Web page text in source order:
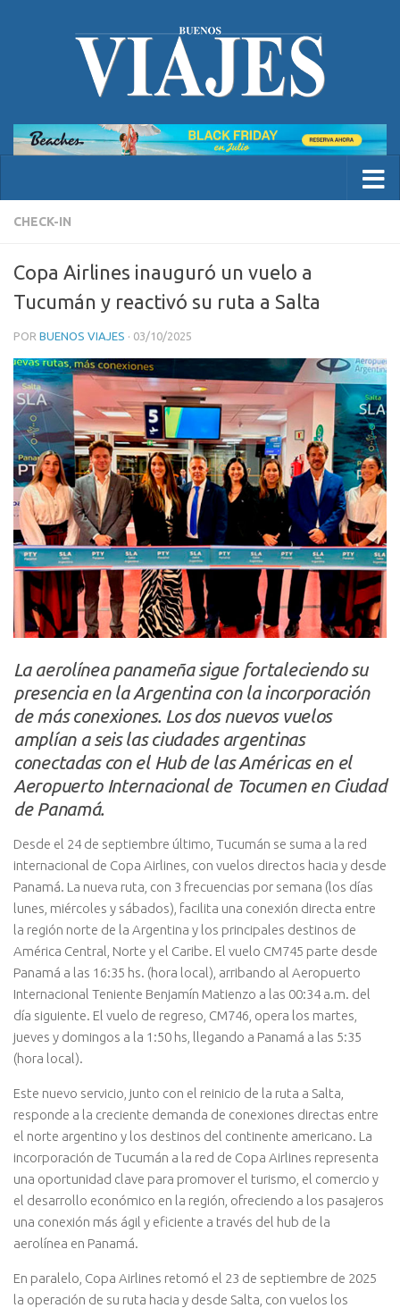
CHECK-IN
Copa Airlines inauguró un vuelo a
Tucumán y reactivó su ruta a Salta
POR BUENOS VIAJES · 03/10/2025
La aerolínea panameña sigue fortaleciendo su
presencia en la Argentina con la incorporación
de más conexiones. Los dos nuevos vuelos
amplían a seis las ciudades argentinas
conectadas con el Hub de las Américas en el
Aeropuerto Internacional de Tocumen en Ciudad
de Panamá.
Desde el 24 de septiembre último, Tucumán se suma a la red
internacional de Copa Airlines, con vuelos directos hacia y desde
Panamá. La nueva ruta, con 3 frecuencias por semana (los días
lunes, miércoles y sábados), facilita una conexión directa entre
la región norte de la Argentina y los principales destinos de
América Central, Norte y el Caribe. El vuelo CM745 parte desde
Panamá a las 16:35 hs. (hora local), arribando al Aeropuerto
Internacional Teniente Benjamín Matienzo a las 00:34 a.m. del
día siguiente. El vuelo de regreso, CM746, opera los martes,
jueves y domingos a la 1:50 hs, llegando a Panamá a las 5:35
(hora local).
Este nuevo servicio, junto con el reinicio de la ruta a Salta,
responde a la creciente demanda de conexiones directas entre
el norte argentino y los destinos del continente americano. La
incorporación de Tucumán a la red de Copa Airlines representa
una oportunidad clave para promover el turismo, el comercio y
el desarrollo económico en la región, ofreciendo a los pasajeros
una conexión más ágil y eficiente a través del hub de la
aerolínea en Panamá.
En paralelo, Copa Airlines retomó el 23 de septiembre de 2025
la operación de su ruta hacia y desde Salta, con vuelos los